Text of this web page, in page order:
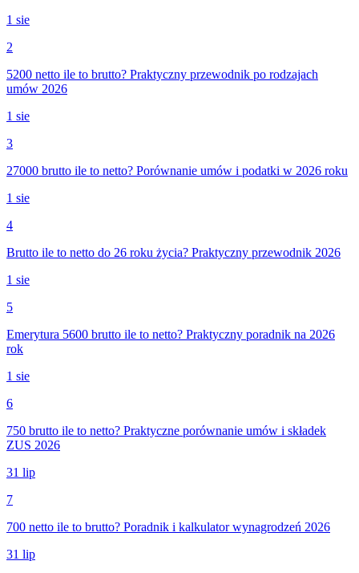
1 sie
2
5200 netto ile to brutto? Praktyczny przewodnik po rodzajach
umów 2026
1 sie
3
27000 brutto ile to netto? Porównanie umów i podatki w 2026 roku
1 sie
4
Brutto ile to netto do 26 roku życia? Praktyczny przewodnik 2026
1 sie
5
Emerytura 5600 brutto ile to netto? Praktyczny poradnik na 2026
rok
1 sie
6
750 brutto ile to netto? Praktyczne porównanie umów i składek
ZUS 2026
31 lip
7
700 netto ile to brutto? Poradnik i kalkulator wynagrodzeń 2026
31 lip